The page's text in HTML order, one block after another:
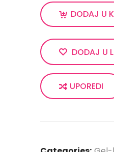
DODAJ U
DODAJ U
UPOREDI